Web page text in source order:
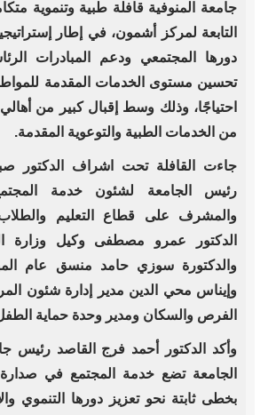
جامعة المنوفية قافلة طبية وتنموية
التابعة لمركز أشمون، في إطار
دورها المجتمعي ودعم المبادرات
تحسين مستوى الخدمات المقدمة
احتياجًا، وذلك وسط إقبال كبير من أهالي
من الخدمات الطبية والتوعوية المقدمة.
جاءت القافلة تحت اشراف الدكتور
رئيس الجامعة لشئون خدمة المجتمع
والمشرف على قطاع التعليم
الدكتور عمرو مصطفى وكيل وزارة
والدكتورة سوزي حامد منسق عام
وإيناس محي الدين مدير إدارة شئون
الفرص والسكان ومدير وحدة حماية
وأكد الدكتور أحمد فرج القاصد رئيس
الجامعة تضع خدمة المجتمع في صدارة
بخطى ثابتة نحو تعزيز دورها التنموي